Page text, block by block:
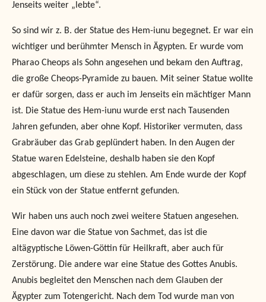
Jenseits weiter „lebte“.
So sind wir z. B. der Statue des Hem-iunu begegnet. Er war ein
wichtiger und berühmter Mensch in Ägypten. Er wurde vom
Pharao Cheops als Sohn angesehen und bekam den Auftrag,
die große Cheops-Pyramide zu bauen. Mit seiner Statue wollte
er dafür sorgen, dass er auch im Jenseits ein mächtiger Mann
ist. Die Statue des Hem-iunu wurde erst nach Tausenden
Jahren gefunden, aber ohne Kopf. Historiker vermuten, dass
Grabräuber das Grab geplündert haben. In den Augen der
Statue waren Edelsteine, deshalb haben sie den Kopf
abgeschlagen, um diese zu stehlen. Am Ende wurde der Kopf
ein Stück von der Statue entfernt gefunden.
Wir haben uns auch noch zwei weitere Statuen angesehen.
Eine davon war die Statue von Sachmet, das ist die
altägyptische Löwen-Göttin für Heilkraft, aber auch für
Zerstörung. Die andere war eine Statue des Gottes Anubis.
Anubis begleitet den Menschen nach dem Glauben der
Ägypter zum Totengericht. Nach dem Tod wurde man von